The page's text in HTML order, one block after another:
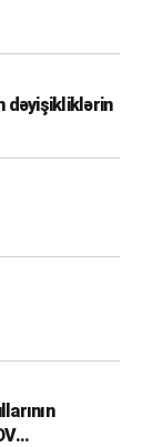
dəyişikliklərin